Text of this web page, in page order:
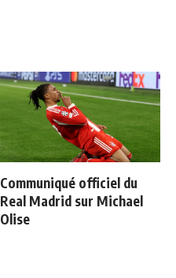
Communiqué officiel du
Real Madrid sur Michael
Olise